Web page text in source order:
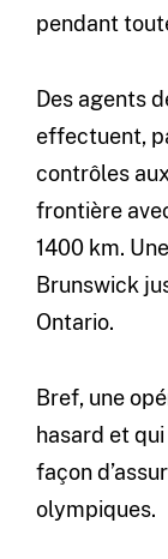
pendant
Des agents
effectuent,
contrôles
frontière
1400 km.
Brunswick
Ontario.
Bref, une
hasard et
façon
olympiques.